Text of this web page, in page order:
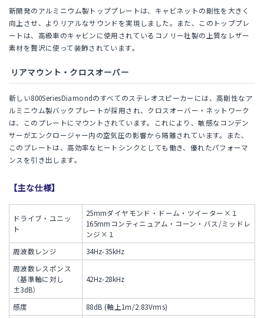
新開発のアルミニウム製トッププレートは、キャビネットの剛性を大きく
向上させ、よりリアルなサウンドを実現しました。また、このトッププレ
ートは、高級車のキャビンに使用されているコノリー社製の上質なレザー
素材を贅沢に使って装飾されています。
リアマウント・クロスオーバー
新しい800SeriesDiamondのすべてのステレオスピーカーには、高剛性なア
ルミニウム製バックプレートが採用され、クロスオーバー・ネットワーク
は、このプレートにマウントされています。これにより、敏感なコンデン
サーがエンクロージャー内の空気圧の影響から隔離されています。また、
このプレートは、高効率なヒートシンクとしても働き、優れたパフォーマ
ンスを引き出します。
【主な仕様】
ドライブ・ユニッ
ト
25mmダイヤモンド・ドーム・ツイーター×１
165mmコンティニュアム・コーン・バス/ミッドレ
ンジ×１
周波数レンジ
34Hz-35kHz
周波数レスポンス
（基準軸に対し
±3dB）
42Hz-28kHz
感度 88dB (軸上1m/2.83Vrms)